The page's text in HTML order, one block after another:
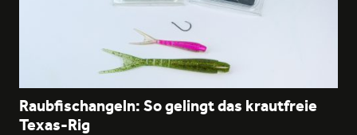
Raubfischangeln: So gelingt das krautfreie
Texas-Rig